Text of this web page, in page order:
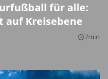
für alle:
auf Kreisebene
query_builder7min